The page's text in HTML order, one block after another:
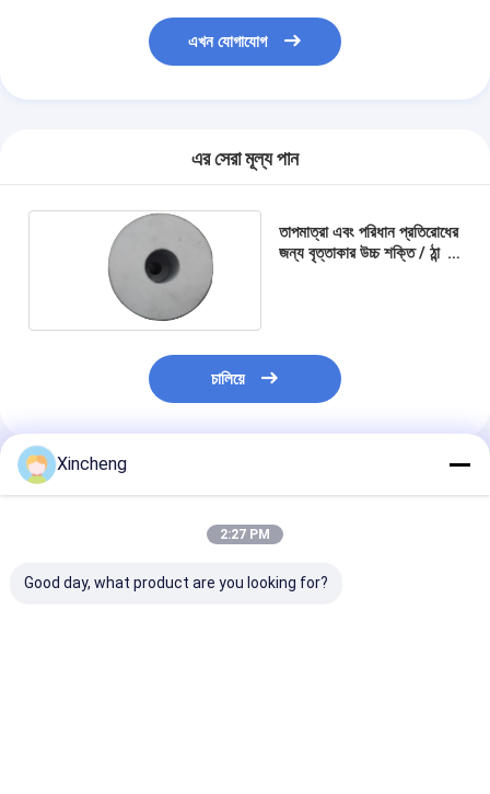
এখন যোগাযোগ
এর সেরা মূল্য পান
তাপমাত্রা এবং পরিধান প্রতিরোধের
জন্য বৃত্তাকার উচ্চ শক্তি / ঠান্ডা
চালিয়ে
প্রস্তাবিত পণ্য
Xincheng
2:27 PM
Good day, what product are you looking for?